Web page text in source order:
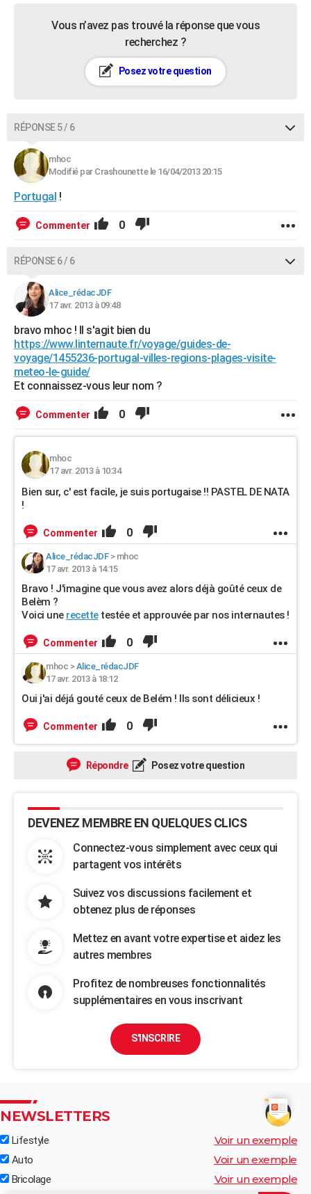
Vous n’avez pas trouvé la réponse que vous
recherchez ?
Posez votre question
RÉPONSE 5 / 6
mhoc
Modifié par Crashounette le 16/04/2013 20:15
Portugal !
Commenter 0
RÉPONSE 6 / 6
Alice_rédacJDF
17 avr. 2013 à 09:48
bravo mhoc ! Il s'agit bien du
https://www.linternaute.fr/voyage/guides-de-
voyage/1455236-portugal-villes-regions-plages-visite-
meteo-le-guide/
Et connaissez-vous leur nom ?
Commenter 0
mhoc
17 avr. 2013 à 10:34
Bien sur, c' est facile, je suis portugaise !! PASTEL DE NATA
!
Commenter 0
Alice_rédacJDF> mhoc
17 avr. 2013 à 14:15
Bravo ! J'imagine que vous avez alors déjà goûté ceux de
Belèm ?
Voici une recettetestée et approuvée par nos internautes !
Commenter 0
mhoc >Alice_rédacJDF
17 avr. 2013 à 18:12
Oui j'ai déjá gouté ceux de Belém ! Ils sont délicieux !
Commenter 0
Répondre Posez votre question
DEVENEZ MEMBRE EN QUELQUES CLICS
Connectez-vous simplement avec ceux qui
partagent vos intérêts
Suivez vos discussions facilement et
obtenez plus de réponses
Mettez en avant votre expertise et aidez les
autres membres
Profitez de nombreuses fonctionnalités
supplémentaires en vous inscrivant
S'INSCRIRE
NEWSLETTERS
Lifestyle Voir un exemple
Auto Voir un exemple
Bricolage Voir un exemple